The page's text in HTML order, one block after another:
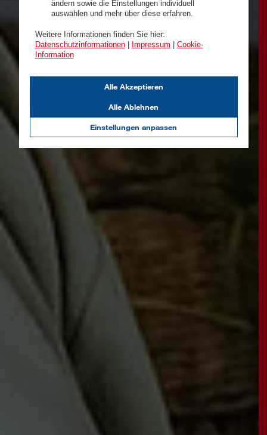
ändern sowie die Einstellungen individuell
auswählen und mehr über diese erfahren.
Weitere Informationen finden Sie hier:
Datenschutzinformationen| Impressum
Cookie-
Information
Einstellungen anpassen
Alle Ablehnen
Alle Akzeptieren